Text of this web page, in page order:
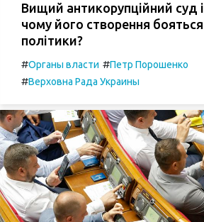
Вищий антикорупційний суд і
чому його створення бояться
політики?
#Органы власти #Петр Порошенко
#Верховна Рада Украины